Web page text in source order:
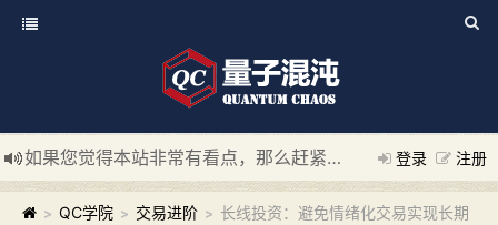
登录 注册
如果您觉得本站非常有看点，那么赶紧使用Ctrl+D 收藏我们吧
新添加量子混沌系统板块，欢迎大家访问！
---“量子混沌系
> QC学院 > 交易进阶 > 长线投资：避免情绪化交易实现长期